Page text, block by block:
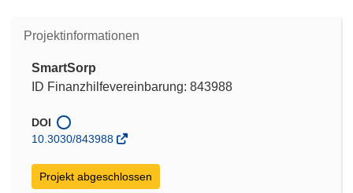
Projektinformationen
SmartSorp
ID Finanzhilfevereinbarung: 843988
DOI
10.3030/843988
Projekt abgeschlossen